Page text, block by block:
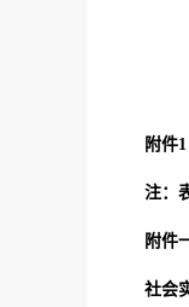
附件
注：
附件
社会